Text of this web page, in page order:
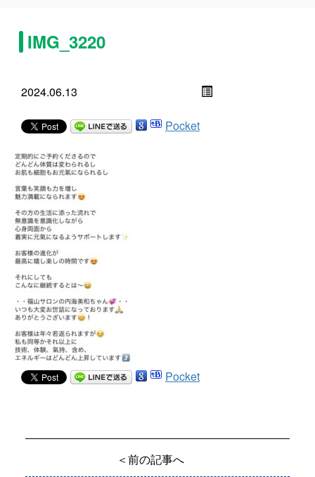
IMG_3220
2024.06.13
Pocket
Pocket
＜前の記事へ